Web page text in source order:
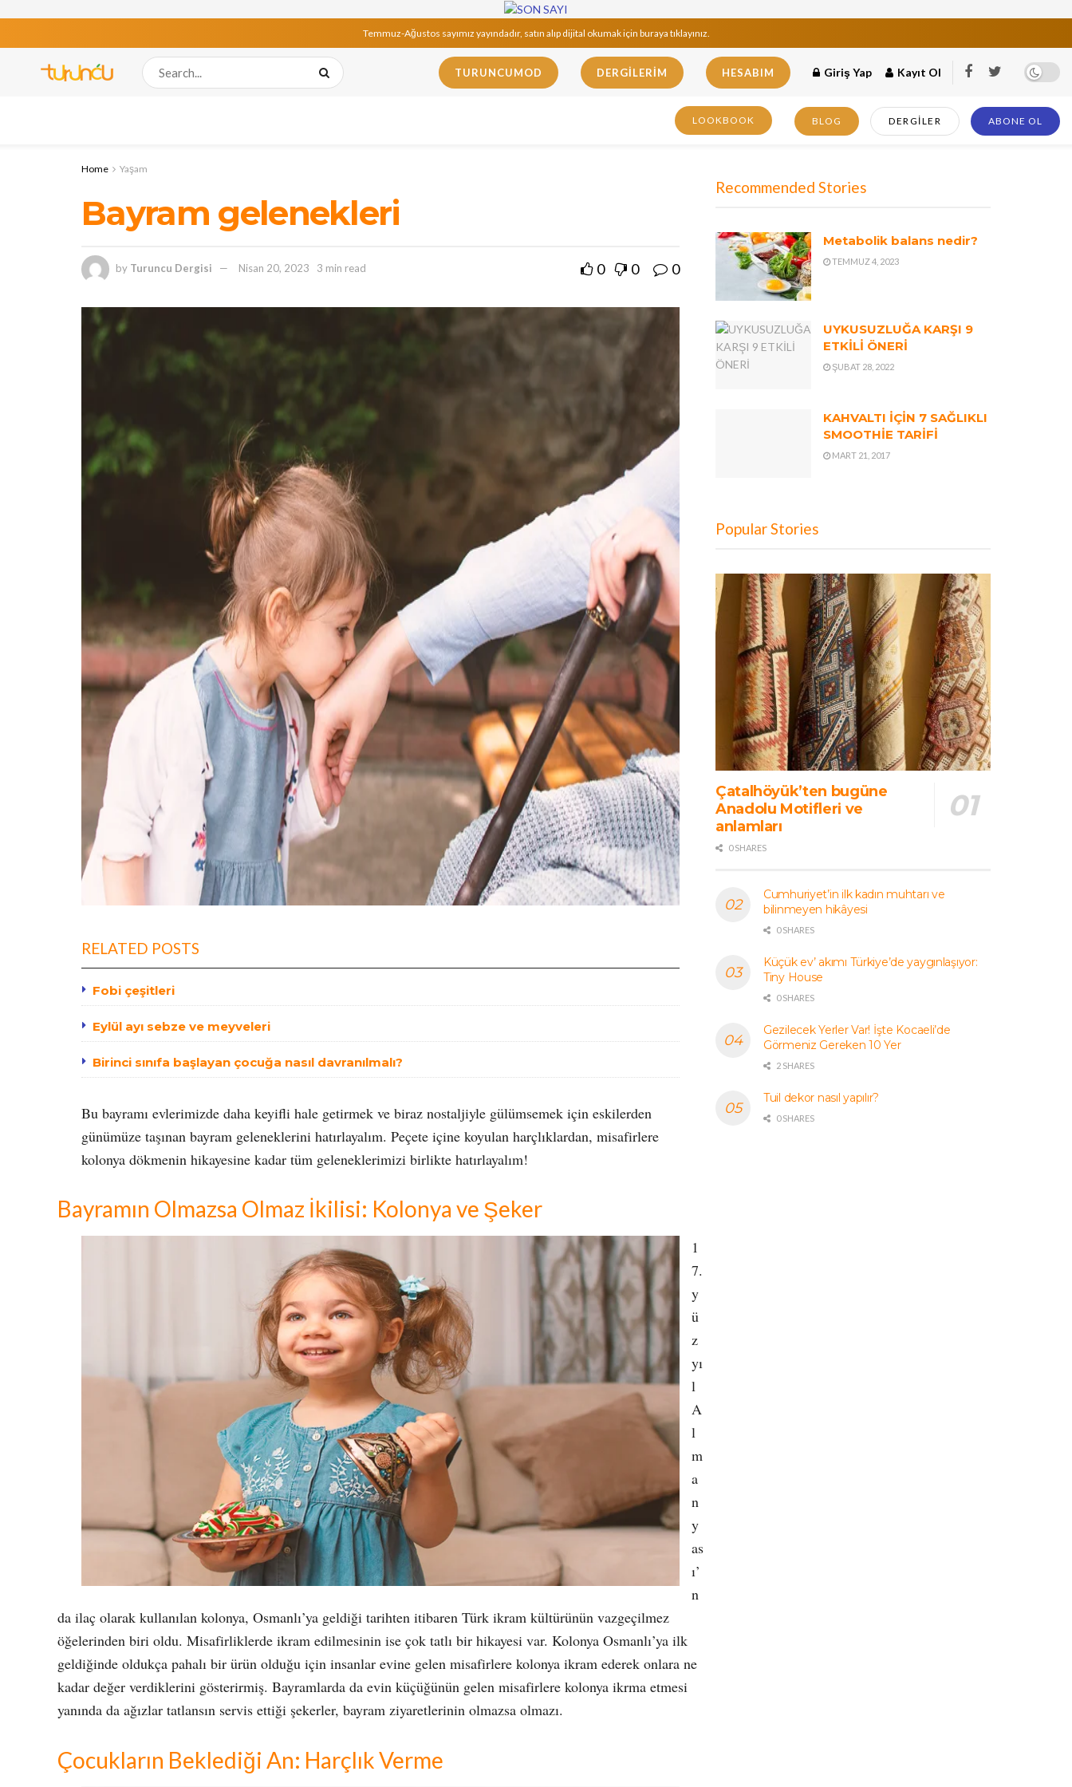
Temmuz-Ağustos sayımız yayındadır, satın alıp dijital okumak için buraya tıklayınız.
TURUNCUMOD DERGILERIM HESABIM Giriş Yap Kayıt Ol
LOOKBOOK BLOG DERGILER ABONE OL
Home Yaşam
Bayram gelenekleri
by Turuncu Dergisi Nisan 20, 2023 3 min read 0 0 0
RELATED POSTS
Fobi çeşitleri
Eylül ayı sebze ve meyveleri
Birinci sınıfa başlayan çocuğa nasıl davranılmalı?
Bu bayramı evlerimizde daha keyifli hale getirmek ve biraz nostaljiyle gülümsemek için eskilerden
günümüze taşınan bayram geleneklerini hatırlayalım. Peçete içine koyulan harçlıklardan, misafirlere
kolonya dökmenin hikayesine kadar tüm geleneklerimizi birlikte hatırlayalım!
Bayramın Olmazsa Olmaz İkilisi: Kolonya ve Şeker
1
7.
y
ü
z
yı
l
A
l
m
a
n
y
as
ı’
n
da ilaç olarak kullanılan kolonya, Osmanlı’ya geldiği tarihten itibaren Türk ikram kültürünün vazgeçilmez
öğelerinden biri oldu. Misafirliklerde ikram edilmesinin ise çok tatlı bir hikayesi var. Kolonya Osmanlı’ya ilk
geldiğinde oldukça pahalı bir ürün olduğu için insanlar evine gelen misafirlere kolonya ikram ederek onlara ne
kadar değer verdiklerini gösterirmiş. Bayramlarda da evin küçüğünün gelen misafirlere kolonya ikrma etmesi
yanında da ağızlar tatlansın servis ettiği şekerler, bayram ziyaretlerinin olmazsa olmazı.
Çocukların Beklediği An: Harçlık Verme
Recommended Stories
Metabolik balans nedir?
TEMMUZ 4, 2023
UYKUSUZLUĞA KARŞI 9
ETKİLİ ÖNERİ
ŞUBAT 28, 2022
KAHVALTI İÇİN 7 SAĞLIKLI
SMOOTHİE TARİFİ
MART 21, 2017
Popular Stories
Çatalhöyük’ten bugüne
Anadolu Motifleri ve
anlamları
0 SHARES
Cumhuriyet’in ilk kadın muhtarı ve
bilinmeyen hikâyesi
0 SHARES
Küçük ev’ akımı Türkiye’de yaygınlaşıyor:
Tiny House
0 SHARES
Gezilecek Yerler Var! İşte Kocaeli’de
Görmeniz Gereken 10 Yer
2 SHARES
Tuil dekor nasıl yapılır?
0 SHARES